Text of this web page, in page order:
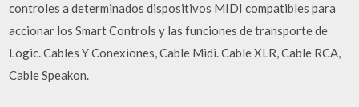
controles a determinados dispositivos MIDI compatibles para
accionar los Smart Controls y las funciones de transporte de
Logic. Cables Y Conexiones, Cable Midi. Cable XLR, Cable RCA,
Cable Speakon.